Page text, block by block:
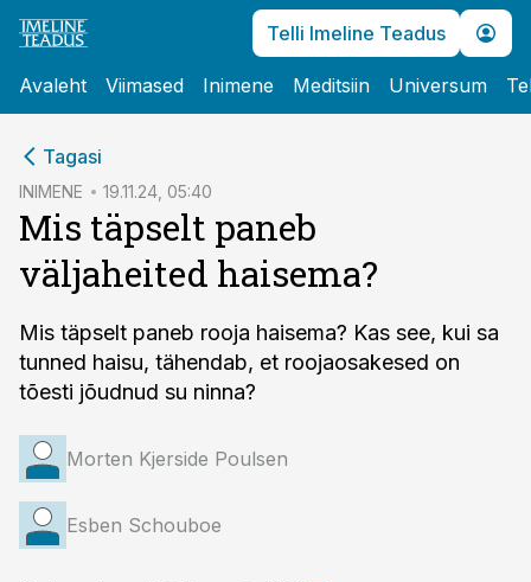
Telli Imeline Teadus
Avaleht Viimased Inimene Meditsiin Universum
Tagasi
INIMENE 19.11.24, 05:40
Mis täpselt paneb
väljaheited haisema?
Mis täpselt paneb rooja haisema? Kas see, kui sa
tunned haisu, tähendab, et roojaosakesed on
tõesti jõudnud su ninna?
Morten Kjerside Poulsen
Esben Schouboe